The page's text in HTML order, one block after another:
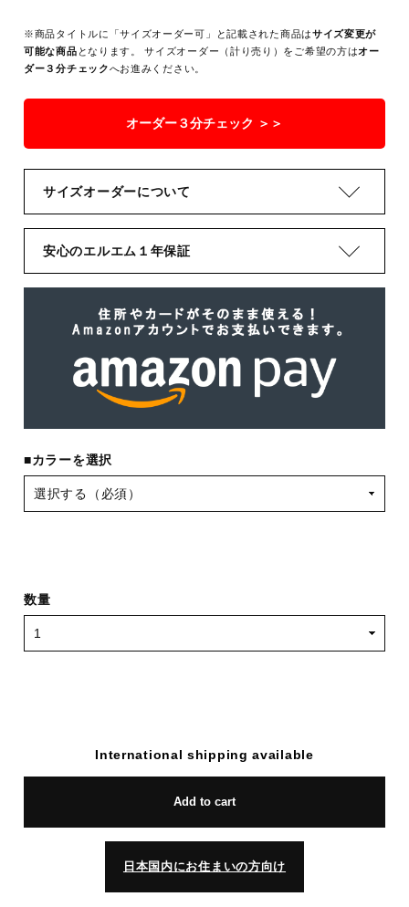
※商品タイトルに「サイズオーダー可」と記載された商品はサイズ変更が
可能な商品 となります。 サイズオーダー（計り売り）をご希望の方はオー
ダー３分チェックへお進みください。
オーダー３分チェック ＞＞
サイズオーダーについて
安心のエルエム１年保証
■カラーを選択
数量
International shipping available
Add to cart
日本国内にお住まいの方向け